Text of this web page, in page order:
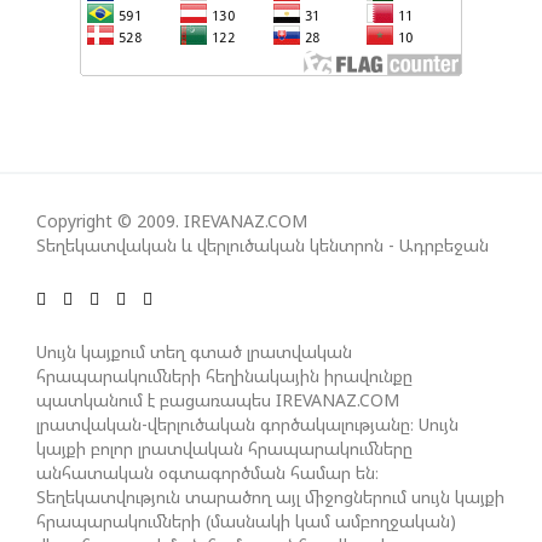
ՀԱՊԿ-Ի ՄԱՍՆԱԿՑՈՒԹՅՈՒՆԸ ՂԱՐԱԲԱՂՅԱՆ
ԳՈՐԾՈՒՆԵՈՒԹՅՈՒՆ ԱԴՐԲԵՋԱՆՈՒՄ ԱՆՕՐԻՆԱԿԱՆ
Է ՃԱՆԱՉՎԵԼ
ՄԱԼԴԻՎՑԻ ԳՈՐԾԸՆԿԵՐ ՄՈՀԱՄՄԵԴ ՄՈՒԻԶԱՅԻՆ.
«ՄԵՆՔ ԳՈՀ ԵՆՔ ԱԴՐԲԵՋԱՆԻ ԵՎ ՄԱԼԴԻՎՆԵՐԻ
ՄԻՋԵՎ ՀԱՐԱԲԵՐՈՒԹՅՈՒՆՆԵՐԻ ԴԻՆԱՄԻԿ
ԶԱՐԳԱՑՈՒՄԻՑ»
ՇԱՐՈՒՆԱԿՎՈՒՄ Է «ՄԵԾ ՎԵՐԱԴԱՐՁ» ԾՐԱԳՐԻ
Copyright © 2009. IREVANAZ.COM
Տեղեկատվական և վերլուծական կենտրոն - Ադրբեջան
Սույն կայքում տեղ գտած լրատվական
հրապարակումների հեղինակային իրավունքը
պատկանում է բացառապես IREVANAZ.COM
լրատվական-վերլուծական գործակալությանը։ Սույն
կայքի բոլոր լրատվական հրապարակումները
անհատական օգտագործման համար են։
Տեղեկատվություն տարածող այլ միջոցներում սույն կայքի
հրապարակումների (մասնակի կամ ամբողջական)